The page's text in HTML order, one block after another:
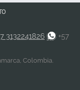
3132241826
+57
Colombia.